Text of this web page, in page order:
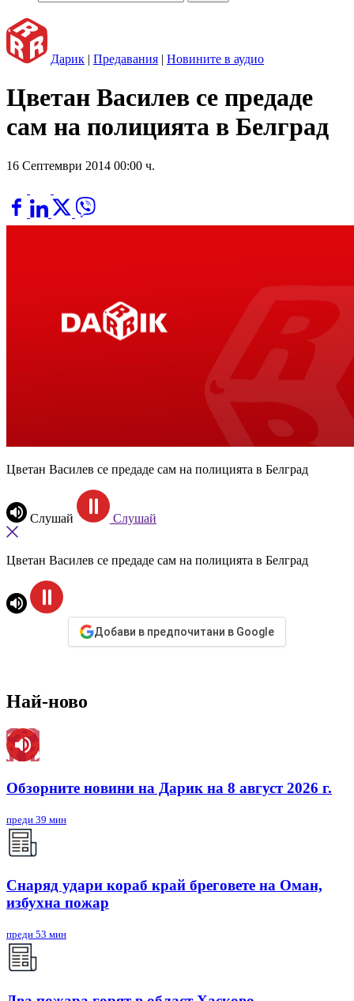
Дарик | Предавания | Новините в аудио
Цветан Василев се предаде
сам на полицията в Белград
16 Септември 2014 00:00 ч.
Цветан Василев се предаде сам на полицията в Белград
Слушай Слушай
Цветан Василев се предаде сам на полицията в Белград
Добави в предпочитани в Google
Най-ново
Обзорните новини на Дарик на 8 август 2026 г.
преди 39 мин
Снаряд удари кораб край бреговете на Оман,
избухна пожар
преди 53 мин